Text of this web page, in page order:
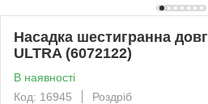
Насадка шестигранна
ULTRA (6072122)
В наявності
Код: 16945
Роздріб